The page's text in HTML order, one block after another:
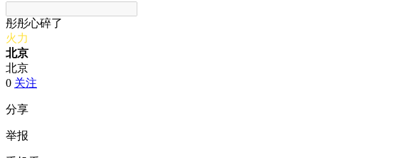
彤彤心碎了
火力
北京
北京
0 关注
分享
举报